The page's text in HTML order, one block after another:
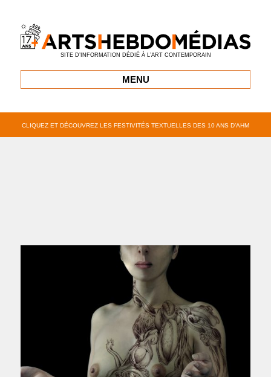
SITE D’INFORMATION DÉDIÉ À L’ART CONTEMPORAIN
MENU
CLIQUEZ ET DÉCOUVREZ LES FESTIVITÉS TEXTUELLES DES 10 ANS D’AHM